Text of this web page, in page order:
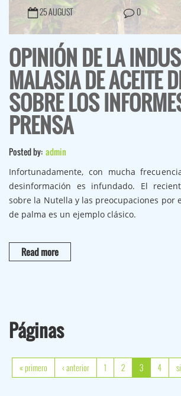
OPINIÓN DE LA
MALASIA DE ACEITE
SOBRE LOS INFORMES
PRENSA
Posted by: admin
Infortunadamente, con mucha
desinformación es infundado. El
sobre la Nutella y las preocupaciones por
de palma es un ejemplo clásico.
Read more
« primero ‹ anterior
CATEGORÍAS